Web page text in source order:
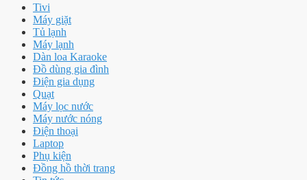
Tivi
Máy giặt
Tủ lạnh
Máy lạnh
Dàn loa Karaoke
Đồ dùng gia đình
Điện gia dụng
Quạt
Máy lọc nước
Máy nước nóng
Điện thoại
Laptop
Phụ kiện
Đồng hồ thời trang